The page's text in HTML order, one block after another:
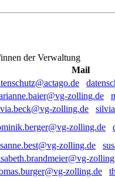
der Verwaltung
Mail